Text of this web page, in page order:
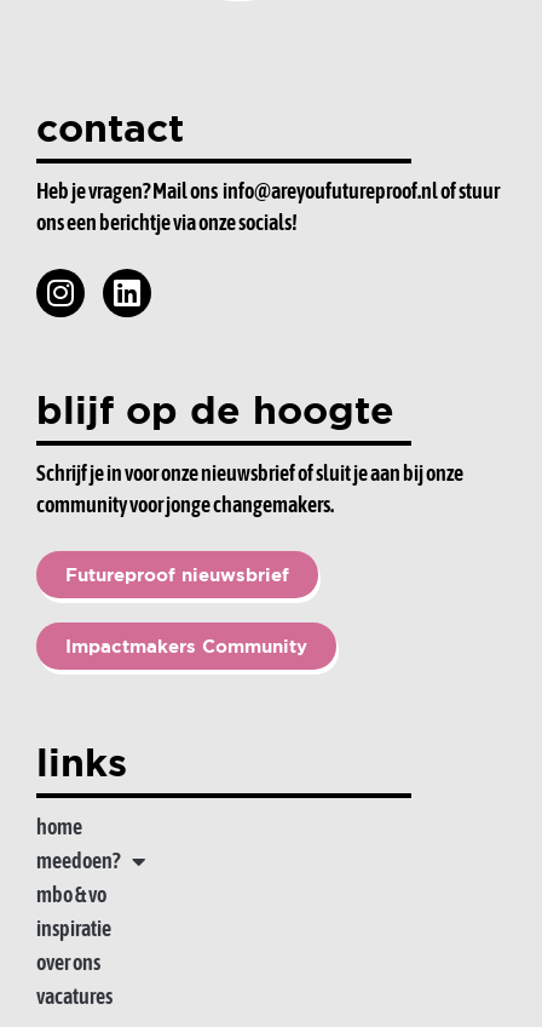
contact
Heb je vragen? Mail ons info@areyoufutureproof.nlof stuur
ons een berichtje via onze socials!
blijf op de hoogte
Schrijf je in voor onze nieuwsbrief of sluit je aan bij onze
community voor jonge changemakers.
Futureproof nieuwsbrief
Impactmakers Community
links
home
meedoen?
mbo & vo
inspiratie
over ons
vacatures